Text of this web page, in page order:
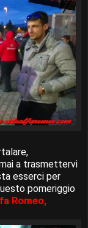
a trasmettervi
esserci per
pomeriggio
Romeo,